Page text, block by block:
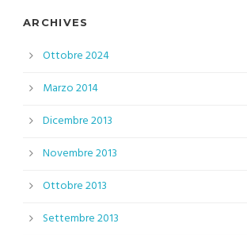
ARCHIVES
Ottobre 2024
Marzo 2014
Dicembre 2013
Novembre 2013
Ottobre 2013
Settembre 2013